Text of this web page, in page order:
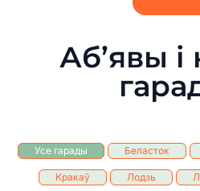
Аб’явы і
Усе гарады Беласток
Кракаў Лодзь